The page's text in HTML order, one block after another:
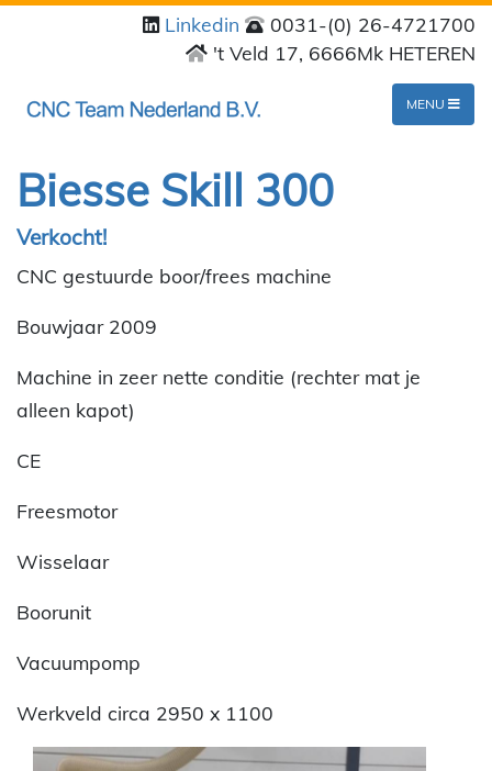
Linkedin
0031-(0) 26-4721700
't Veld 17, 6666Mk HETEREN
MENU
Biesse Skill 300
Verkocht!
CNC gestuurde boor/frees machine
Bouwjaar 2009
Machine in zeer nette conditie (rechter mat je
alleen kapot)
CE
Freesmotor
Wisselaar
Boorunit
Vacuumpomp
Werkveld circa 2950 x 1100